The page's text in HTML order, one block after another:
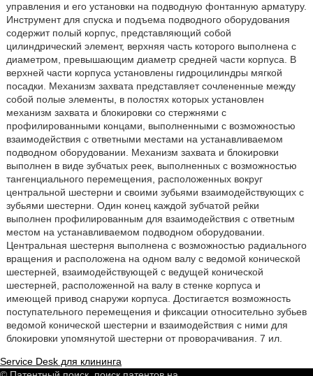
управления и его установки на подводную фонтанную арматуру.
Инструмент для спуска и подъема подводного оборудования
содержит полый корпус, представляющий собой
цилиндрический элемент, верхняя часть которого выполнена с
диаметром, превышающим диаметр средней части корпуса. В
верхней части корпуса установлены гидроцилиндры мягкой
посадки. Механизм захвата представляет сочлененные между
собой полые элементы, в полостях которых установлен
механизм захвата и блокировки со стержнями с
профилированными концами, выполненными с возможностью
взаимодействия с ответными местами на устанавливаемом
подводном оборудовании. Механизм захвата и блокировки
выполнен в виде зубчатых реек, выполненных с возможностью
тангенциального перемещения, расположенных вокруг
центральной шестерни и своими зубьями взаимодействующих с
зубьями шестерни. Один конец каждой зубчатой рейки
выполнен профилированным для взаимодействия с ответным
местом на устанавливаемом подводном оборудовании.
Центральная шестерня выполнена с возможностью радиального
вращения и расположена на одном валу с ведомой конической
шестерней, взаимодействующей с ведущей конической
шестерней, расположенной на валу в стенке корпуса и
имеющей привод снаружи корпуса. Достигается возможность
поступательного перемещения и фиксации относительно зубьев
ведомой конической шестерни и взаимодействия с ними для
блокировки упомянутой шестерни от проворачивания. 7 ил.
Service Desk для клининга